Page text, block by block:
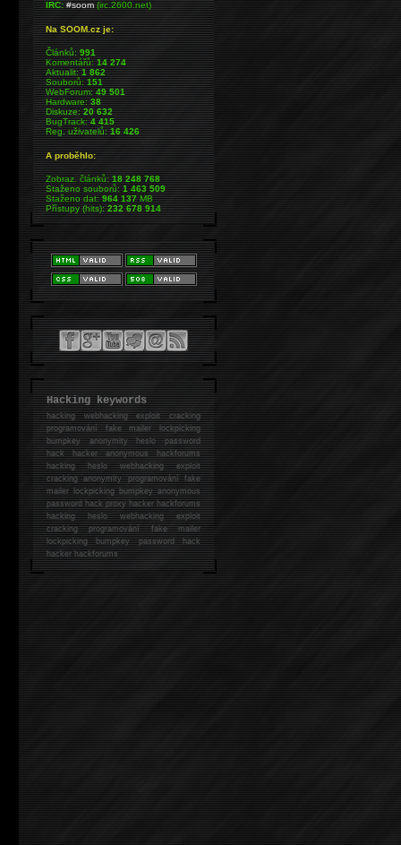
IRC: #soom(irc.2600.net)
Na SOOM.cz je:
Článků:991
Komentářů:14 274
Aktualit:1 862
Souborů:151
WebForum:49 501
Hardware:38
Diskuze:20 632
BugTrack:4 415
Reg. uživatelů:16 426
A proběhlo:
Zobraz. článků:18 248 768
Staženo souborů:1 463 509
Staženo dat:964 137MB
Přístupy (hits):232 678 914
Hacking keywords
hackingwebhacking exploit cracking
programování fake mailer lockpicking
bumpkey anonymity heslo password
hackhacker anonymous hackforums
hackingheslo webhacking exploit
cracking anonymity programování fake
mailer lockpicking bumpkey anonymous
password hack proxy hacker hackforums
hacking heslo webhacking exploit
cracking programování fake mailer
lockpicking bumpkey password hack
hackerhackforums